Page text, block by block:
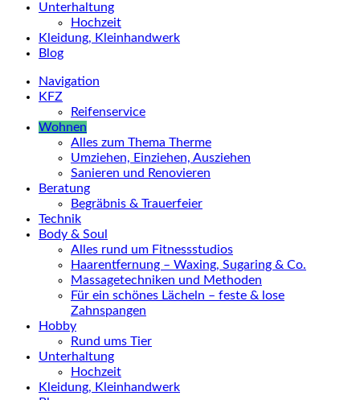
Unterhaltung
Hochzeit
Kleidung, Kleinhandwerk
Blog
Navigation
KFZ
Reifenservice
Wohnen
Alles zum Thema Therme
Umziehen, Einziehen, Ausziehen
Sanieren und Renovieren
Beratung
Begräbnis & Trauerfeier
Technik
Body & Soul
Alles rund um Fitnessstudios
Haarentfernung – Waxing, Sugaring & Co.
Massagetechniken und Methoden
Für ein schönes Lächeln – feste & lose
Zahnspangen
Hobby
Rund ums Tier
Unterhaltung
Hochzeit
Kleidung, Kleinhandwerk